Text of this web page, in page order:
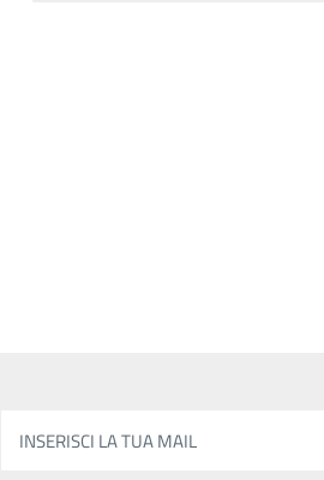
INSERISCI LA TUA MAIL